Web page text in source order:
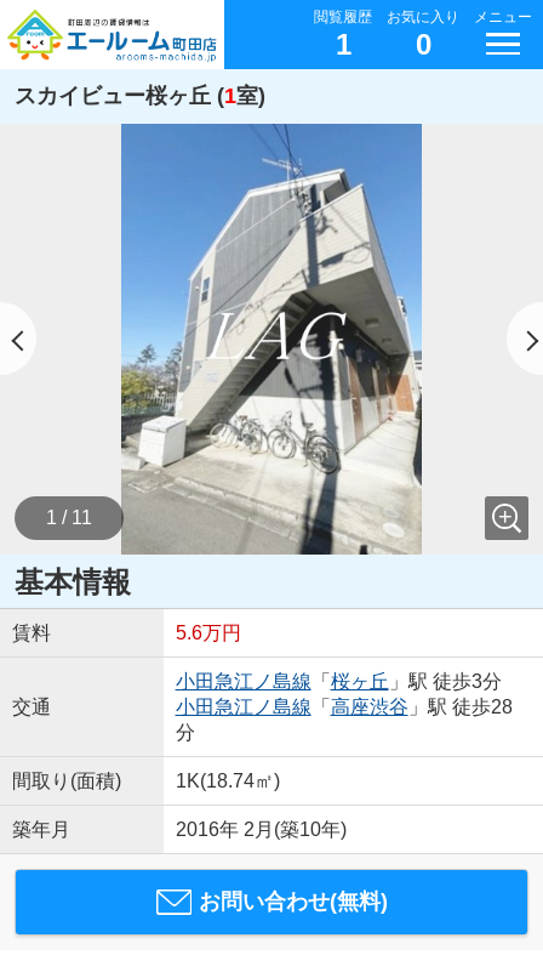
閲覧履歴
1
お気に入り
0
メニュー
スカイビュー桜ヶ丘 (1室)
1 / 11
基本情報
賃料 5.6万円
交通
小田急江ノ島線 「 桜ヶ丘 」駅 徒歩3分
小田急江ノ島線 「 高座渋谷 」駅 徒歩28
分
間取り(面積) 1K(18.74㎡)
築年月 2016年 2月(築10年)
お問い合わせ(無料)